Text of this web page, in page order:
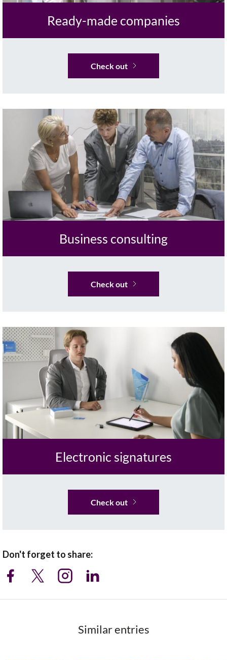
Ready-made companies
Check out
Business consulting
Check out
Electronic signatures
Check out
Don't forget to share:
Similar entries